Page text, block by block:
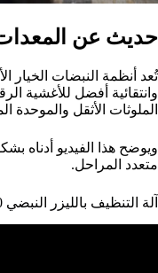
حديث عن
تُعد أنظمة النبضات الخيار
الملوثات الأثقل والموحدة
ويوضح هذا الفيديو أدناه
متعدد المراحل.
آلة التنظيف بالليزر النبضي 300 واط | أفضل منظف بالليزر النبضي